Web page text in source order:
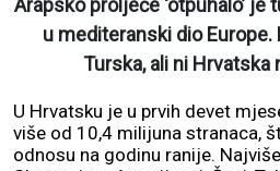
Arapsko proljeće ‘otpuhalo’
u mediteranski dio
Turska, ali ni Hrvatska
U Hrvatsku je u prvih devet
više od 10,4 milijuna stranaca,
odnosu na godinu ranije.